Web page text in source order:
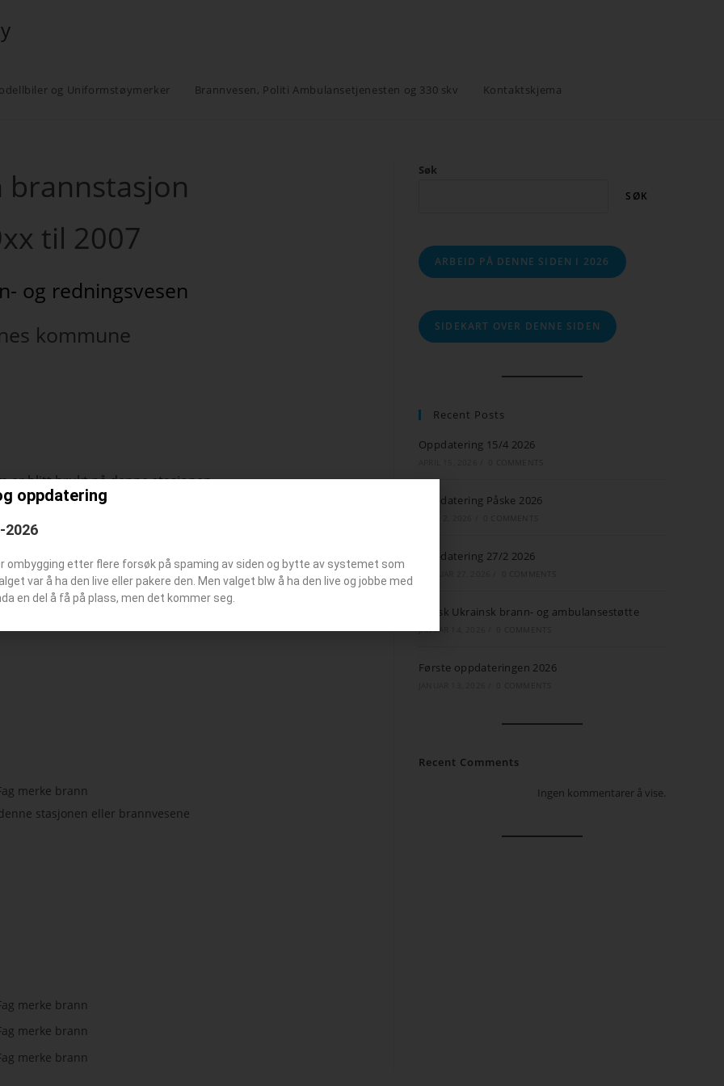
og Uniformstøymerker Brannvesen, Politi Ambulansetjenesten og 330 skv Kontaktskjema
brannstasjon
til 2007
og redningsvesen
kommune
er blitt brukt på denne stasjonen
tøymerke
stasjonen eller brannvesene
Søk
SØK
ARBEID PÅ DENNE SIDEN I 2026
SIDEKART OVER DENNE SIDEN
Recent Posts
Oppdatering 15/4 2026
Oppdatering Påske 2026
Oppdatering 27/2 2026
Norsk Ukrainsk brann- og ambulansestøtte
JANUAR 14, 2026
Første oppdateringen 2026
Recent Comments
Ingen kommentarer å vise.
oppdatering
2026
ombygging etter flere forsøk på spaming av siden og bytte av systemet som
var å ha den live eller pakere den. Men valget blw å ha den live og jobbe med
en del å få på plass, men det kommer seg.